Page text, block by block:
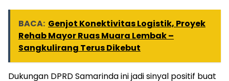
BACA: Genjot Konektivitas Logistik, Proyek
Rehab Mayor Ruas Muara Lembak –
Sangkulirang Terus Dikebut
Dukungan DPRD Samarinda ini jadi sinyal positif buat